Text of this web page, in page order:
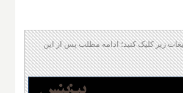
زیر کلیک کنید؛ ادامه مطلب پس از این